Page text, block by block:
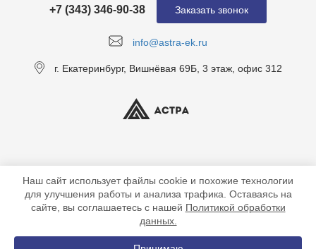
info@astra-ek.ru
+7 (343) 346-90-38
г. Екатеринбург, Вишнёвая 69Б, 3 этаж, офис 312
Заказать звонок
© 2018-2026 ООО "Астра" ИНН 6685151619, все права защищены
Наш сайт использует файлы cookie и похожие технологии
для улучшения работы и анализа трафика. Оставаясь на
сайте, вы соглашаетесь с нашей Политикой обработки
данных.